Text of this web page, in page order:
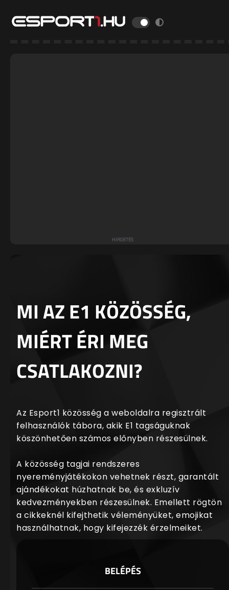
MI AZ E1 KÖZÖSSÉG,
MIÉRT ÉRI MEG
CSATLAKOZNI?
Az Esport1 közösség a weboldalra regisztrált
felhasználók tábora, akik E1 tagságuknak
köszönhetően számos előnyben részesülnek.
A közösség tagjai rendszeres
nyereményjátékokon vehetnek részt, garantált
ajándékokat húzhatnak be, és exkluzív
kedvezményekben részesülnek. Emellett rögtön
a cikkeknél kifejthetik véleményüket, emojikat
használhatnak, hogy kifejezzék érzelmeiket.
BELÉPÉS